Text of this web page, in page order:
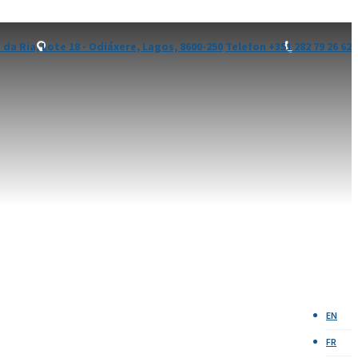
Ria, Lote 18 - Odiáxere, Lagos, 8600-250 Telefon +351 282 79 26 62
EN
FR